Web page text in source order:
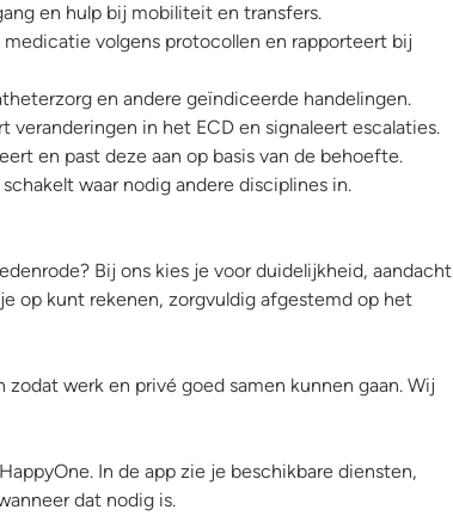
en hulp bij mobiliteit en transfers.
volgens protocollen en rapporteert bij
en andere geïndiceerde handelingen.
in het ECD en signaleert escalaties.
en past deze aan op basis van de behoefte.
waar nodig andere disciplines in.
Bij ons kies je voor duidelijkheid, aandacht
op kunt rekenen, zorgvuldig afgestemd op het
werk en privé goed samen kunnen gaan. Wij
In de app zie je beschikbare diensten,
dat nodig is.